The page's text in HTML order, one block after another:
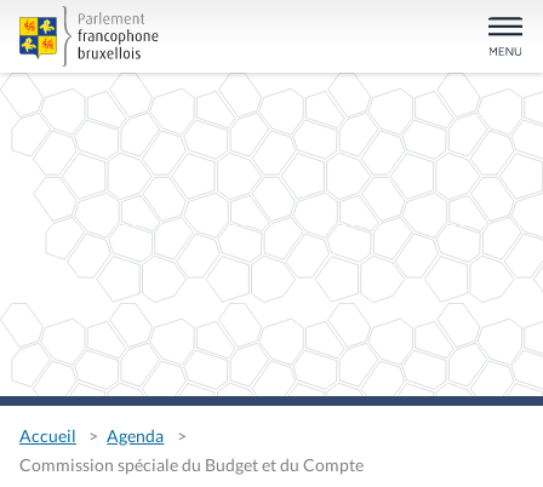
Accueil
Agenda
Commission spéciale du Budget et du Compte